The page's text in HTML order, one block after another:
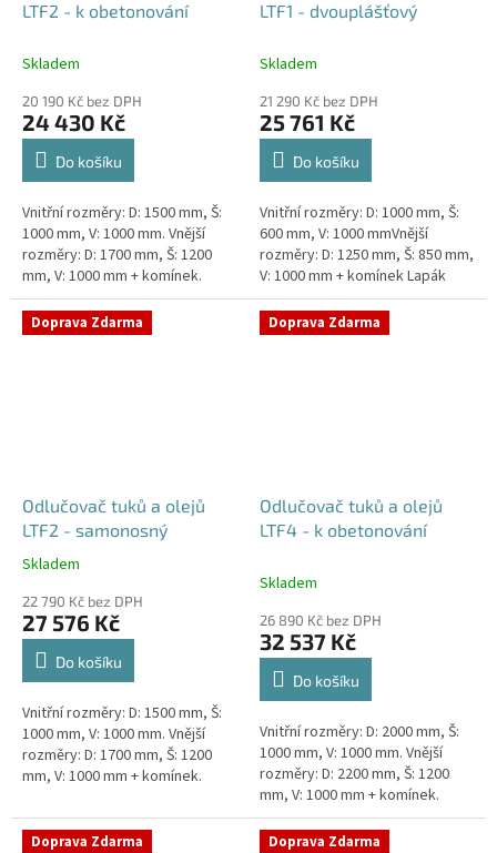
LTF2 - k obetonování
Skladem
20 190 Kč bez DPH
24 430 Kč
Do košíku
Vnitřní rozměry: D: 1500 mm, Š:
1000 mm, V: 1000 mm. Vnější
rozměry: D: 1700 mm, Š: 1200
mm, V: 1000 mm + komínek.
Lapák tuků do 2l/s nebo 250
jídel denně Průměr a umístění...
LTF1 - dvouplášťový
Skladem
21 290 Kč bez DPH
25 761 Kč
Do košíku
Vnitřní rozměry: D: 1000 mm, Š:
600 mm, V: 1000 mmVnější
rozměry: D: 1250 mm, Š: 850 mm,
V: 1000 mm + komínek Lapák
tuků do 1l/s nebo 100 jídel
denně Průměr a umístění...
Doprava Zdarma
Odlučovač tuků a olejů
LTF2 - samonosný
Průměrné
produktu
je
5,0
hvězdiček.
Skladem
22 790 Kč bez DPH
27 576 Kč
Do košíku
Vnitřní rozměry: D: 1500 mm, Š:
1000 mm, V: 1000 mm. Vnější
rozměry: D: 1700 mm, Š: 1200
mm, V: 1000 mm + komínek.
jídel denně Průměr a umístění...
Doprava Zdarma
Odlučovač tuků a olejů
LTF4 - k obetonování
Skladem
26 890 Kč bez DPH
32 537 Kč
Do košíku
Vnitřní rozměry: D: 2000 mm, Š:
1000 mm, V: 1000 mm. Vnější
rozměry: D: 2200 mm, Š: 1200
mm, V: 1000 mm + komínek.
Lapák tuků do 4l/s nebo 600
jídel denně Průměr a umístění...
Doprava Zdarma Doprava Zdarma